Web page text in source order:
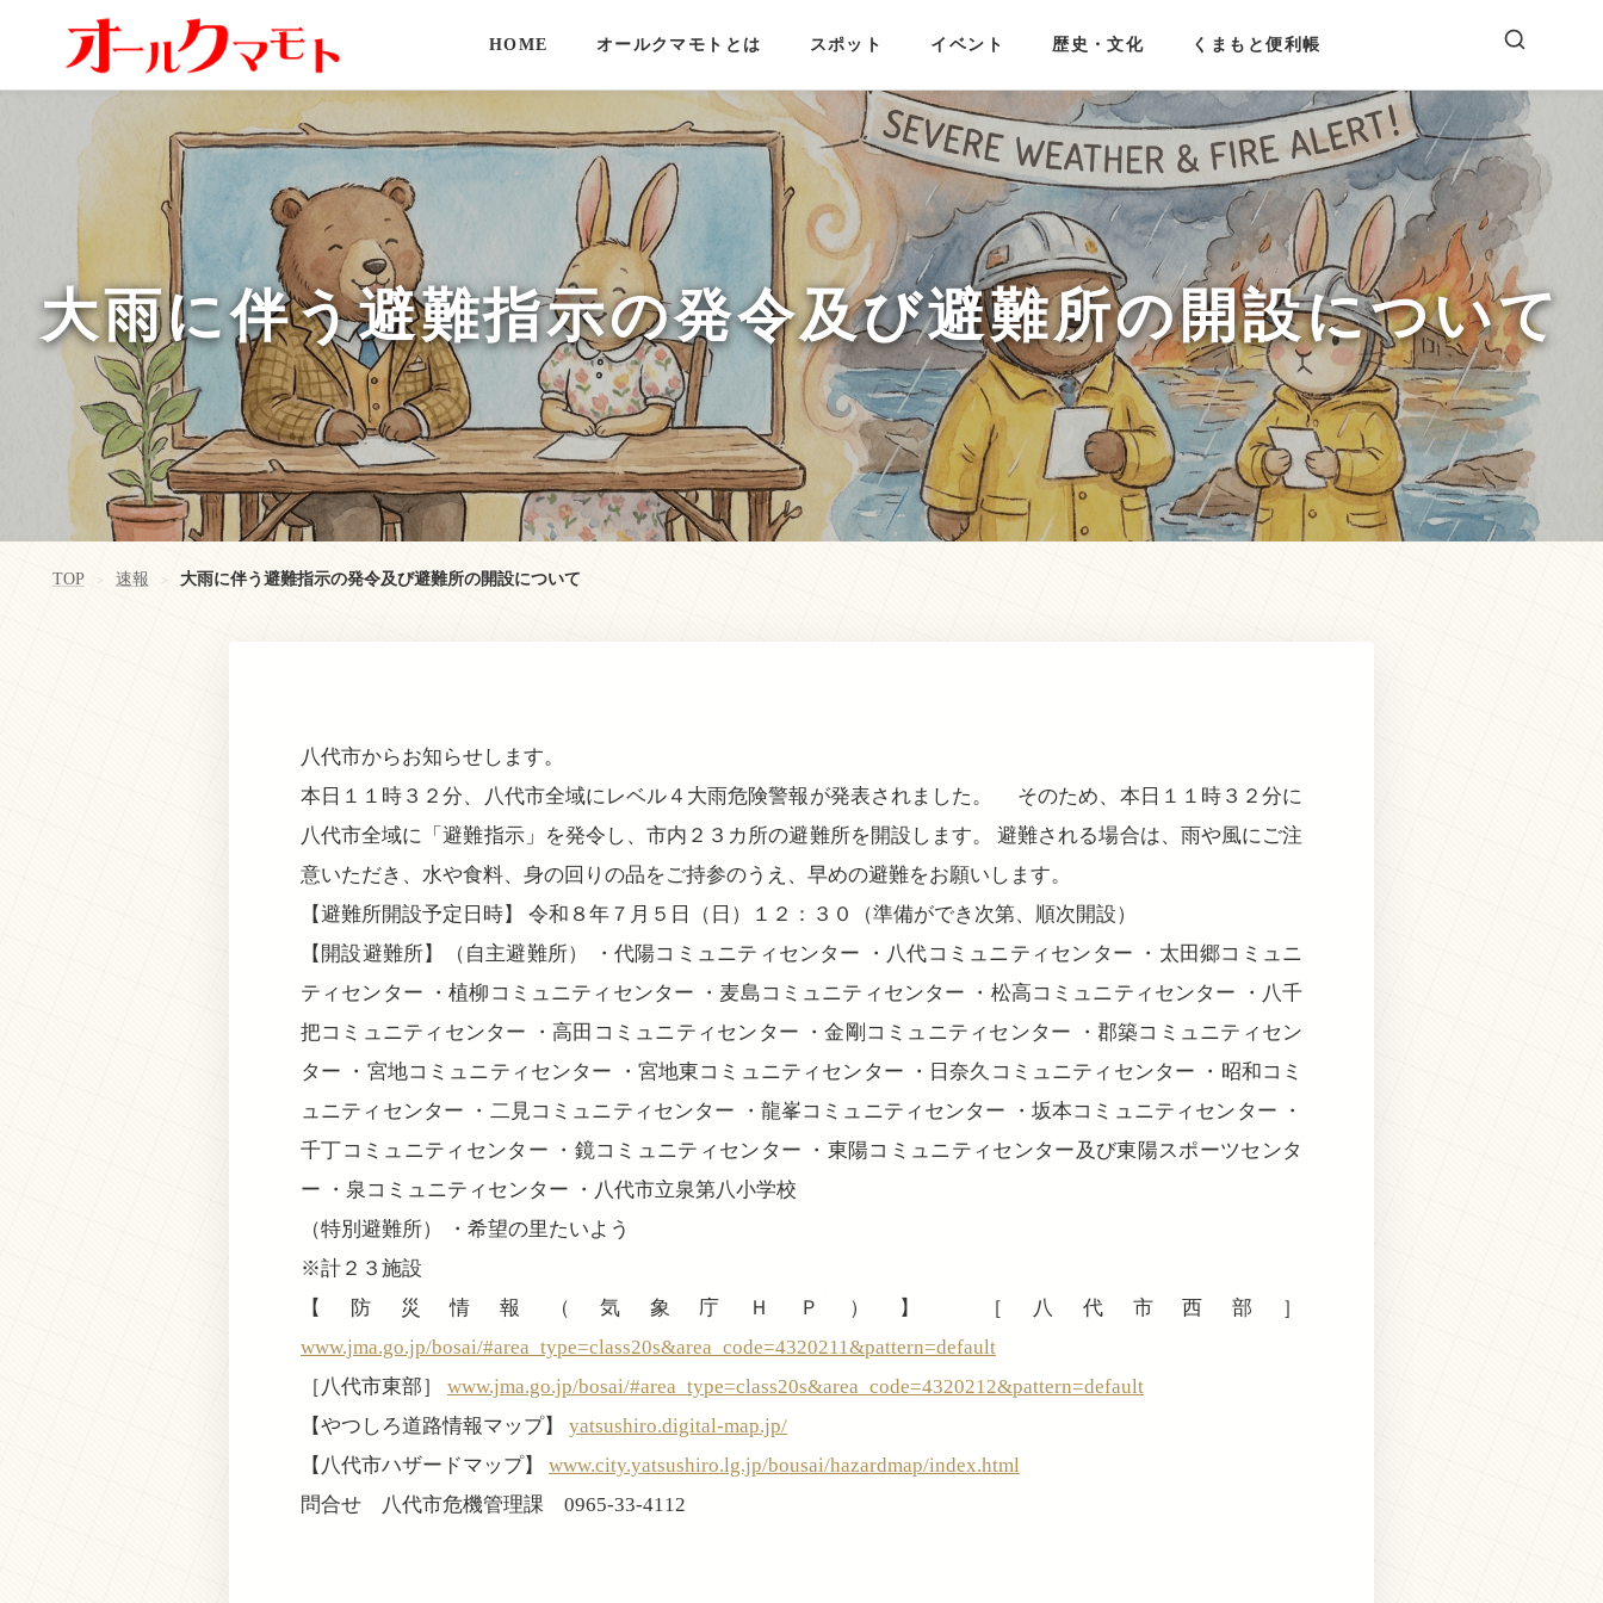
HOME オールクマモトとは スポット イベント 歴史・文化 くまもと便利帳
大雨に伴う避難指示の発令及び避難所の開設について
TOP > 速報 > 大雨に伴う避難指示の発令及び避難所の開設について
八代市からお知らせします。
本日１１時３２分、八代市全域にレベル４大雨危険警報が発表されました。 そのため、本日１１時３２分に
八代市全域に「避難指示」を発令し、市内２３カ所の避難所を開設します。 避難される場合は、雨や風にご注
意いただき、水や食料、身の回りの品をご持参のうえ、早めの避難をお願いします。
【避難所開設予定日時】 令和８年７月５日（日）１２：３０（準備ができ次第、順次開設）
【開設避難所】（自主避難所） ・代陽コミュニティセンター ・八代コミュニティセンター ・太田郷コミュニ
ティセンター ・植柳コミュニティセンター ・麦島コミュニティセンター ・松高コミュニティセンター ・八千
把コミュニティセンター ・高田コミュニティセンター ・金剛コミュニティセンター ・郡築コミュニティセン
ター ・宮地コミュニティセンター ・宮地東コミュニティセンター ・日奈久コミュニティセンター ・昭和コミ
ュニティセンター ・二見コミュニティセンター ・龍峯コミュニティセンター ・坂本コミュニティセンター ・
千丁コミュニティセンター ・鏡コミュニティセンター ・東陽コミュニティセンター及び東陽スポーツセンタ
ー ・泉コミュニティセンター ・八代市立泉第八小学校
（特別避難所） ・希望の里たいよう
※計２３施設
【防災情報（気象庁ＨＰ）】 ［八代市西部］
www.jma.go.jp/bosai/#area_type=class20s&area_code=4320211&pattern=default
［八代市東部］ www.jma.go.jp/bosai/#area_type=class20s&area_code=4320212&pattern=default
【やつしろ道路情報マップ】 yatsushiro.digital-map.jp/
【八代市ハザードマップ】 www.city.yatsushiro.lg.jp/bousai/hazardmap/index.html
問合せ 八代市危機管理課 0965-33-4112